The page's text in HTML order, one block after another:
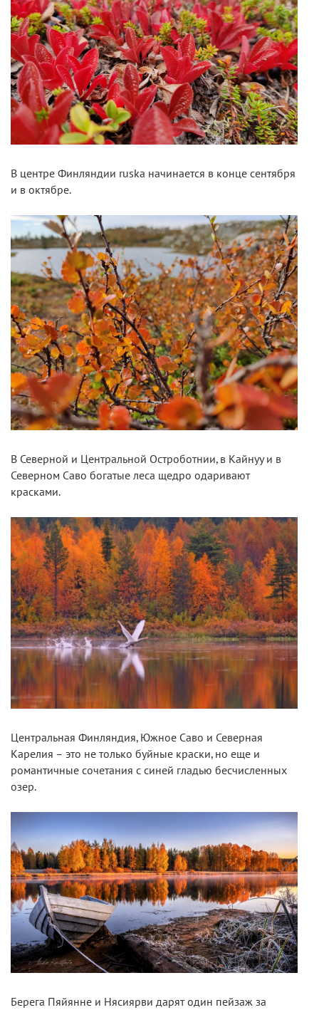
В центре Финляндии ruska начинается в конце сентября
и в октябре.
В Северной и Центральной Остроботнии, в Кайнуу и в
Северном Саво богатые леса щедро одаривают
красками.
Центральная Финляндия, Южное Саво и Северная
Карелия – это не только буйные краски, но еще и
романтичные сочетания с синей гладью бесчисленных
озер.
Берега Пяйянне и Нясиярви дарят один пейзаж за